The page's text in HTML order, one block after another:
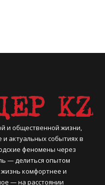
и общественной жизни,
и актуальных событиях в
феномены через
— делиться опытом
жизнь комфортнее и
— на расстоянии